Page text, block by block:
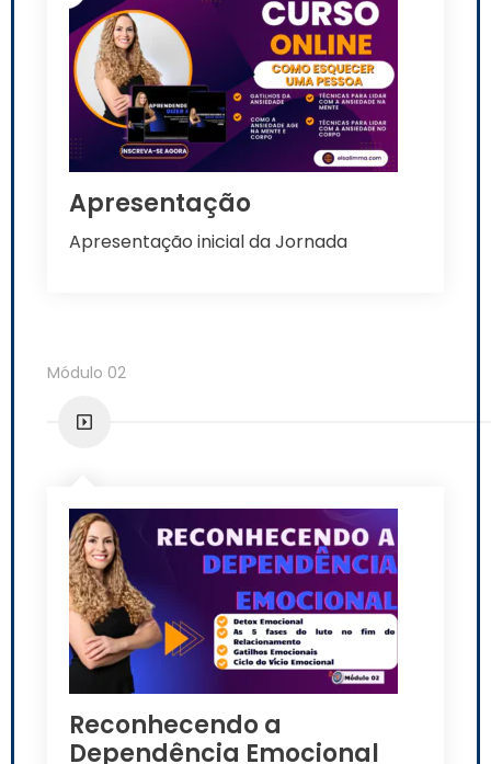
Apresentação
Apresentação inicial da Jornada
Módulo 02
Reconhecendo a
Dependência Emocional